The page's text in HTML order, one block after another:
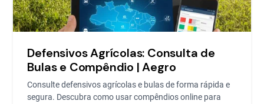
Defensivos Agrícolas: Consulta de
Bulas e Compêndio | Aegro
Consulte defensivos agrícolas e bulas de forma rápida e
segura. Descubra como usar compêndios online para